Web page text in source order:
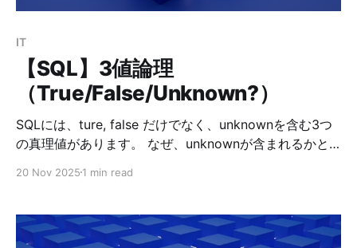
IT
【SQL】3値論理
（True/False/Unknown?）
SQLには、ture, false だけでなく、unknownを含む3つ
の真理値があります。 なぜ、unknownが含まれるかと
NULLが存在するからです。NULLは、そこに値がないこ
いので、下記の条件式は比較ができず、すべてunknown
となります。 1 = NULL 1 <> NULL 1 > NULL 1 < NULL
20 Nov 2025 1 min read